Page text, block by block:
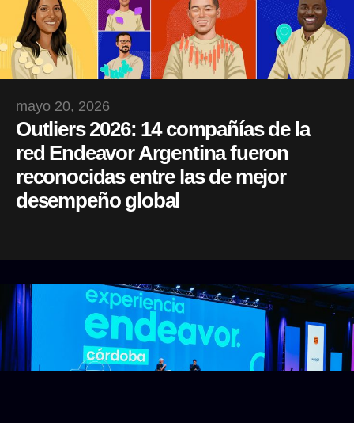
mayo 20, 2026
Outliers 2026: 14 compañías de la
red Endeavor Argentina fueron
reconocidas entre las de mejor
desempeño global